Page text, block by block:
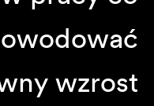
wzrost